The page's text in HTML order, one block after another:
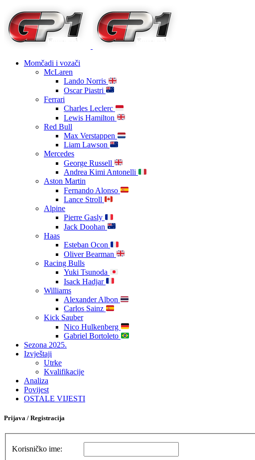
Momčadi i vozači
McLaren
Lando Norris
Oscar Piastri
Ferrari
Charles Leclerc
Lewis Hamilton
Red Bull
Max Verstappen
Liam Lawson
Mercedes
George Russell
Andrea Kimi Antonelli
Aston Martin
Fernando Alonso
Lance Stroll
Alpine
Pierre Gasly
Jack Doohan
Haas
Esteban Ocon
Oliver Bearman
Racing Bulls
Yuki Tsunoda
Isack Hadjar
Williams
Alexander Albon
Carlos Sainz
Kick Sauber
Nico Hulkenberg
Gabriel Bortoleto
Sezona 2025.
Izvještaji
Utrke
Kvalifikacije
Analiza
Povijest
OSTALE VIJESTI
Prijava / Registracija
Korisničko ime: